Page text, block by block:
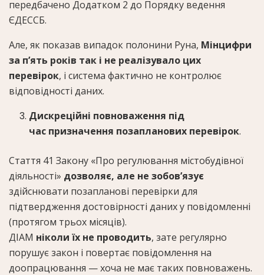
передбачено Додатком 2 до Порядку ведення
ЄДЕССБ.
Але, як показав випадок полонини Руна, Мінцифри
за п’ять років так і не реалізувало цих
перевірок, і система фактично не контролює
відповідності даних.
Дискреційні повноваження під
час призначення позапланових перевірок.
Стаття 41 Закону «Про регулювання містобудівної
діяльності» дозволяє, але не зобов’язує
здійснювати позапланові перевірки для
підтвердження достовірності даних у повідомленні
(протягом трьох місяців).
ДІАМ ніколи їх не проводить, зате регулярно
порушує закон і повертає повідомлення на
доопрацювання — хоча не має таких повноважень.